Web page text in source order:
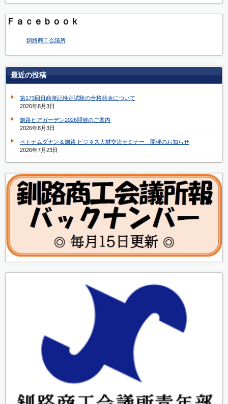
Ｆａｃｅｂｏｏｋ
釧路商工会議所
最近の投稿
第173回日商簿記検定試験の合格発表について
2026年8月3日
釧路ヒアガーデン2026開催のご案内
2026年8月3日
ベトナムダナン＆釧路 ビジネス人材交流セミナー 開催のお知らせ
2026年7月23日